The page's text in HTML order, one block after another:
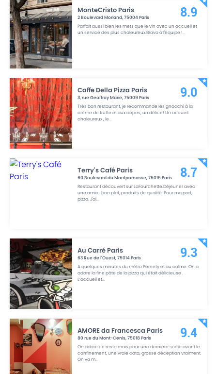
MonteCristo Paris
2 Boulevard Morland,75004Paris
Parfait aussi bien les mets que le vin avec un accueil et
un service des plus chaleureux.Bravo à l'équipe !...
8.9
Caffe Della Pizza Paris
3, rue Geoffroy Marie,75009 Paris
Très bon restaurant, je recommande les gnocchi à la
crème de truffe et aux cèpes, un délice! Un accueil
chaleureux , le...
9.0
Terry's Café Paris
60 Boulevard du Montparnasse,75015Paris
Restaurant découvert sur LaFourchette.Déjeuner avec
une amie : bon plat, produits de qualité. Pour ma part,
pizza. J'ai...
8.7
Au Carré Paris
63 Rue de l'Ouest,75014Paris
A quelques minutes du métro Pernety et au calme. On a
adore la fine pâte de la pizza qui était délicieuse .
L’accueil et...
9.3
AMORE da Francesca Paris
80 rue du Mont-Cenis,75018 Paris
On adore ce resto mais pour une dernière sortie avant le
confinement, une vraie cata, grosse déception vraiment.
On va m...
9.4